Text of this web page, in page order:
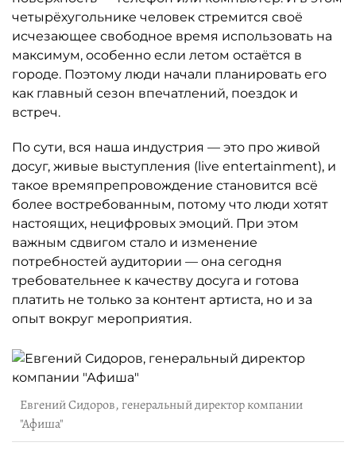
четырёхугольнике человек стремится своё
исчезающее свободное время использовать на
максимум, особенно если летом остаётся в
городе. Поэтому люди начали планировать его
как главный сезон впечатлений, поездок и
встреч.
По сути, вся наша индустрия — это про живой
досуг, живые выступления (live entertainment), и
такое времяпрепровождение становится всё
более востребованным, потому что люди хотят
настоящих, нецифровых эмоций. При этом
важным сдвигом стало и изменение
потребностей аудитории — она сегодня
требовательнее к качеству досуга и готова
платить не только за контент артиста, но и за
опыт вокруг мероприятия.
Евгений Сидоров, генеральный директор компании
"Афиша"